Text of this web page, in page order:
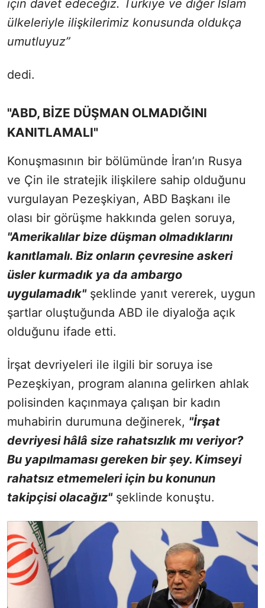
için davet edeceğiz. Türkiye ve diğer İslam
ülkeleriyle ilişkilerimiz konusunda oldukça
umutluyuz”
dedi.
"ABD, BİZE DÜŞMAN OLMADIĞINI
KANITLAMALI"
Konuşmasının bir bölümünde İran’ın Rusya
ve Çin ile stratejik ilişkilere sahip olduğunu
vurgulayan Pezeşkiyan, ABD Başkanı ile
olası bir görüşme hakkında gelen soruya,
"Amerikalılar bize düşman olmadıklarını
kanıtlamalı. Biz onların çevresine askeri
üsler kurmadık ya da ambargo
uygulamadık"şeklinde yanıt vererek, uygun
şartlar oluştuğunda ABD ile diyaloğa açık
olduğunu ifade etti.
İrşat devriyeleri ile ilgili bir soruya ise
Pezeşkiyan, program alanına gelirken ahlak
polisinden kaçınmaya çalışan bir kadın
muhabirin durumuna değinerek, "İrşat
devriyesi hâlâ size rahatsızlık mı veriyor?
Bu yapılmaması gereken bir şey. Kimseyi
rahatsız etmemeleri için bu konunun
takipçisi olacağız"şeklinde konuştu.